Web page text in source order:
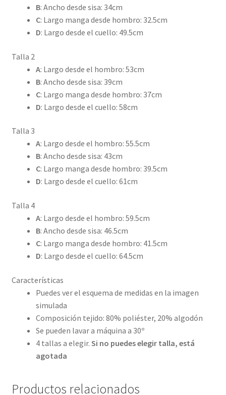
B: Ancho desde sisa: 34cm
C: Largo manga desde hombro: 32.5cm
D: Largo desde el cuello: 49.5cm
Talla 2
A: Largo desde el hombro: 53cm
B: Ancho desde sisa: 39cm
C: Largo manga desde hombro: 37cm
D: Largo desde el cuello: 58cm
Talla 3
A: Largo desde el hombro: 55.5cm
B: Ancho desde sisa: 43cm
C: Largo manga desde hombro: 39.5cm
D: Largo desde el cuello: 61cm
Talla 4
A: Largo desde el hombro: 59.5cm
B: Ancho desde sisa: 46.5cm
C: Largo manga desde hombro: 41.5cm
D: Largo desde el cuello: 64.5cm
Características
Puedes ver el esquema de medidas en la imagen
simulada
Composición tejido: 80% poliéster, 20% algodón
Se pueden lavar a máquina a 30º
4 tallas a elegir. Si no puedes elegir talla, está
agotada
Productos relacionados